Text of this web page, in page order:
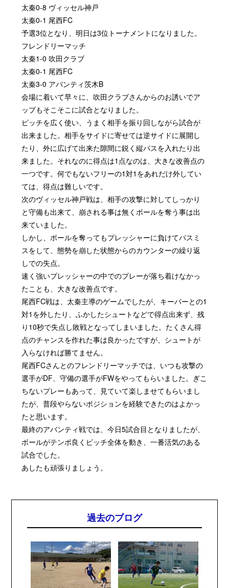
太秦0-8 ヴィッセル神戸
太秦0-1 尾西FC
予選3位となり、明日は3位トーナメントになりました。
フレンドリーマッチ
太秦1-0 吹田クラブ
太秦0-1 尾西FC
太秦3-0 アバンティ茨木B
会場に着いて早々に、吹田クラブさんからのお誘いでア
ップもそこそこに試合となりました。
ピッチを広く使い、うまく相手を振り回しながら試合が
出来ました。相手をサイドに寄せては逆サイドに展開し
たり、外に広げて出来た隙間に鋭く縦パスを入れたり出
来ました。それなのに得点は1 点なのは、大きな改善点の
一つです。何でもないフリーの1対1 をあれだけ外してい
ては、得点は難しいです。
次のヴィッセル神戸戦は、相手の攻撃に対してしっかり
と守備も出来て、崩される事は無くボールを奪う事は出
来ていました。
しかし、ボールを奪ってもプレッシャーに負けてパスミ
スをして、態勢を崩した状態からのカウンターの繰り返
しでの失点。
速く強いプレッシャーの中でのプレーが落ち着けなかっ
たことも、大きな改善点です。
尾西FC戦は、太秦主導のゲームでしたが、キーパーとの1
対1 を外したり、ふかしたシュートなどで得点出来ず、残
り 10秒で失点し敗戦となってしまいました。たくさん得
点のチャンスを作れた事は良かったですが、シュートが
入らなければ勝てません。
尾西FCさんとのフレンドリーマッチでは、いつも攻撃の
選手がDF 、守備の選手がFWをやってもらいました。ぎこ
ちないプレーもあって、見ていて楽しませてもらいまし
たが、普段やらないポジションを経験できたのはよかっ
たと思います。
最終のアバンティ戦では、今日5試合目となりましたが、
ボールがテンポ良くピッチ全体を動き、一番活気のある
試合でした。
あしたも頑張りましょう。
過去のブログ